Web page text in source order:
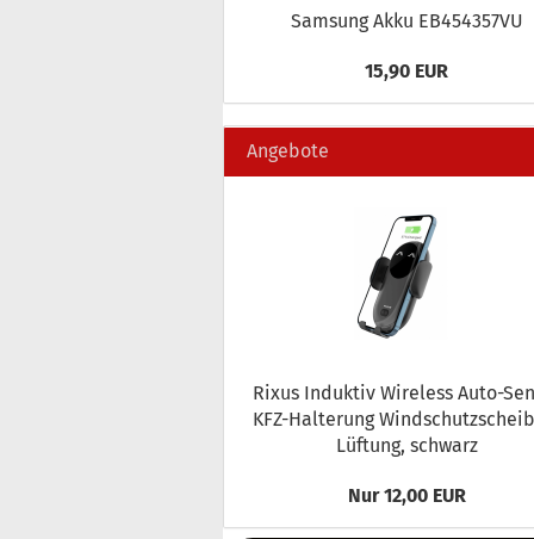
Sam­sung Akku EB454357VU
15,90 EUR
Angebote
Rixus In­duk­tiv Wire­less Auto-​
KFZ-​Halterung
Lüf­tung, schwarz
Nur 12,00 EUR